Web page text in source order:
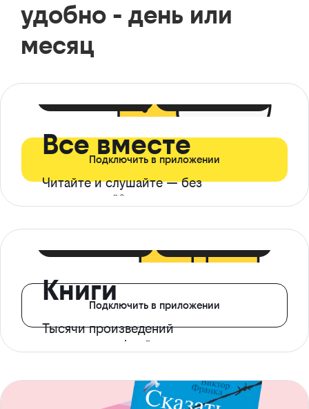
удобно - день или
месяц
Все вместе
Читайте и слушайте — без
ограничений*
Подключить в приложении
Книги
Тысячи произведений
с доступом офлайн
Подключить в приложении